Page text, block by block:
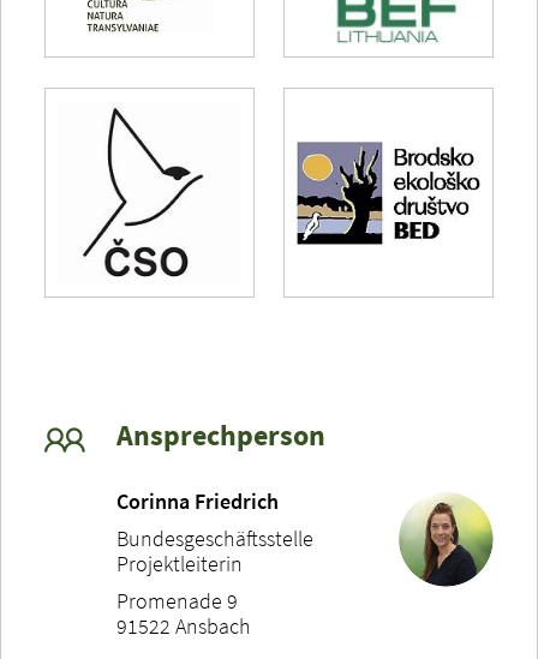
Ansprechperson
Corinna Friedrich
Bundesgeschäftsstelle
Projektleiterin
Promenade 9
91522 Ansbach